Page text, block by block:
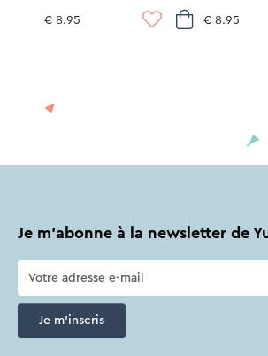
€ 8.95 € 8.95
Je m'abonne à la newsletter de
Je m'inscris